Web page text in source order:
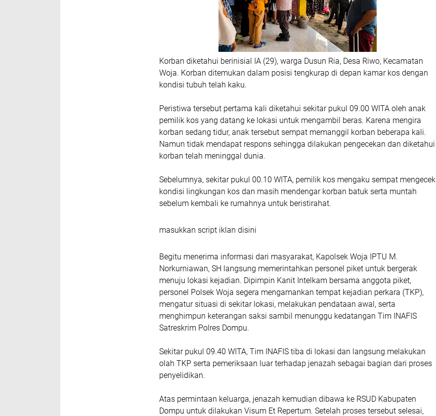
Korban diketahui berinisial IA (29), warga Dusun Ria, Desa Riwo, Kecamatan
Woja. Korban ditemukan dalam posisi tengkurap di depan kamar kos dengan
kondisi tubuh telah kaku.
Peristiwa tersebut pertama kali diketahui sekitar pukul 09.00 WITA oleh anak
pemilik kos yang datang ke lokasi untuk mengambil beras. Karena mengira
korban sedang tidur, anak tersebut sempat memanggil korban beberapa kali.
Namun tidak mendapat respons sehingga dilakukan pengecekan dan diketahui
korban telah meninggal dunia.
Sebelumnya, sekitar pukul 00.10 WITA, pemilik kos mengaku sempat mengecek
kondisi lingkungan kos dan masih mendengar korban batuk serta muntah
sebelum kembali ke rumahnya untuk beristirahat.
masukkan script iklan disini
Begitu menerima informasi dari masyarakat, Kapolsek Woja IPTU M.
Norkurniawan, SH langsung memerintahkan personel piket untuk bergerak
menuju lokasi kejadian. Dipimpin Kanit Intelkam bersama anggota piket,
personel Polsek Woja segera mengamankan tempat kejadian perkara (TKP),
mengatur situasi di sekitar lokasi, melakukan pendataan awal, serta
menghimpun keterangan saksi sambil menunggu kedatangan Tim INAFIS
Satreskrim Polres Dompu.
Sekitar pukul 09.40 WITA, Tim INAFIS tiba di lokasi dan langsung melakukan
olah TKP serta pemeriksaan luar terhadap jenazah sebagai bagian dari proses
penyelidikan.
Atas permintaan keluarga, jenazah kemudian dibawa ke RSUD Kabupaten
Dompu untuk dilakukan Visum Et Repertum. Setelah proses tersebut selesai,